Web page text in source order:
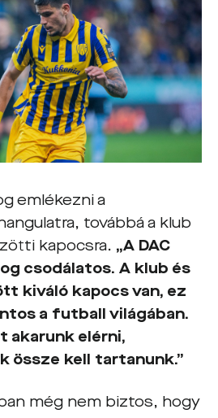
emlékezni a
továbbá a klub
kapocsra. „A DAC
csodálatos. A klub és
kiváló kapocs van, ez
a futball világában.
akarunk elérni,
össze kell tartanunk.”
még nem biztos, hogy